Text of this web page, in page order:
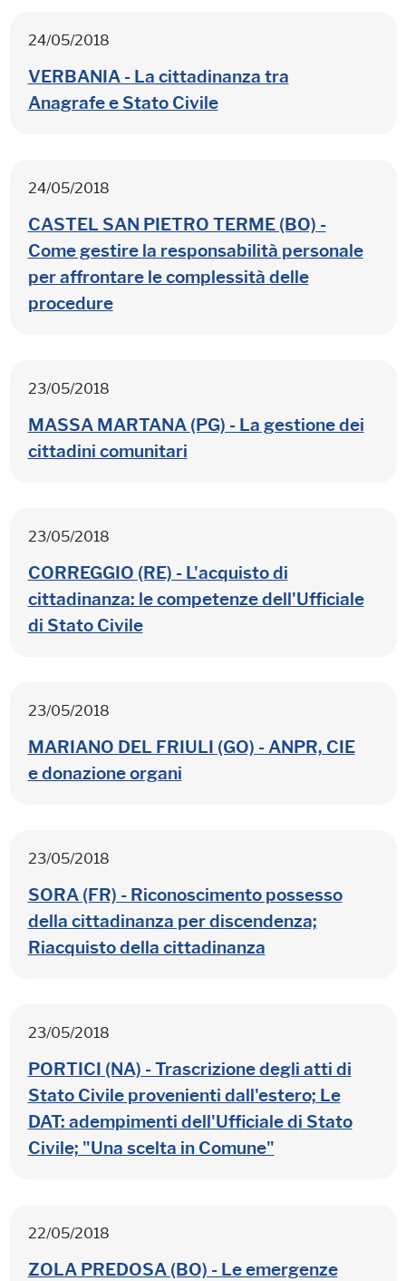
24/05/2018
VERBANIA - La cittadinanza tra
Anagrafe e Stato Civile
24/05/2018
CASTEL SAN PIETRO TERME (BO) -
Come gestire la responsabilità personale
per affrontare le complessità delle
procedure
23/05/2018
MASSA MARTANA (PG) - La gestione dei
cittadini comunitari
23/05/2018
CORREGGIO (RE) - L'acquisto di
cittadinanza: le competenze dell'Ufficiale
di Stato Civile
23/05/2018
MARIANO DEL FRIULI (GO) - ANPR, CIE
e donazione organi
23/05/2018
SORA (FR) - Riconoscimento possesso
della cittadinanza per discendenza;
Riacquisto della cittadinanza
23/05/2018
PORTICI (NA) - Trascrizione degli atti di
Stato Civile provenienti dall'estero; Le
DAT: adempimenti dell'Ufficiale di Stato
Civile; "Una scelta in Comune"
22/05/2018
ZOLA PREDOSA (BO) - Le emergenze